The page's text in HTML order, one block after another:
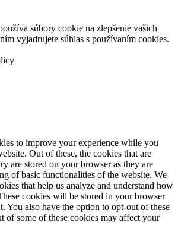
súbory cookie na zlepšenie vašich
vyjadrujete súhlas s používaním cookies.
to improve your experience while you
Out of these, the cookies that are
are stored on your browser as they are
of basic functionalities of the website. We
that help us analyze and understand how
cookies will be stored in your browser
You also have the option to opt-out of these
of some of these cookies may affect your